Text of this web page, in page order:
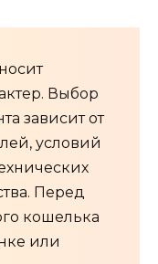
Выбор
зависит от
условий
Перед
кошелька
или